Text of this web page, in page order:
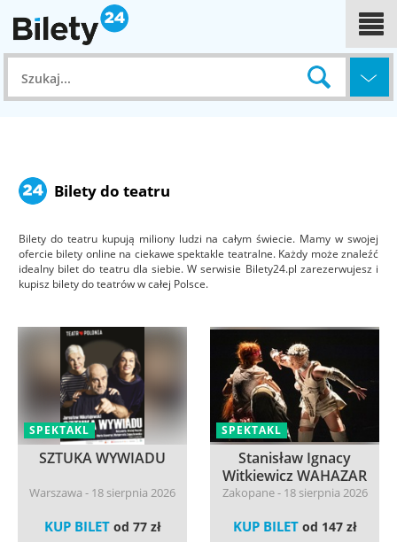
Bilety do teatru
Bilety do teatru kupują miliony ludzi na całym świecie. Mamy w swojej
ofercie bilety online na ciekawe spektakle teatralne. Każdy może znaleźć
idealny bilet do teatru dla siebie. W serwisie Bilety24.pl zarezerwujesz i
kupisz bilety do teatrów w całej Polsce.
SPEKTAKL
SZTUKA WYWIADU
Warszawa - 18 sierpnia 2026
KUP BILET od 77 zł
SPEKTAKL
Stanisław Ignacy
Witkiewicz WAHAZAR
Zakopane - 18 sierpnia 2026
KUP BILET od 147 zł